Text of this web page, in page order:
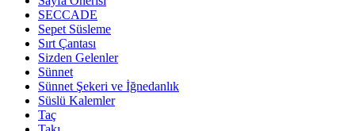
SECCADE
Sepet Süsleme
Sırt Çantası
Sizden Gelenler
Sünnet
Sünnet Şekeri ve İğnedanlık
Süslü Kalemler
Taç